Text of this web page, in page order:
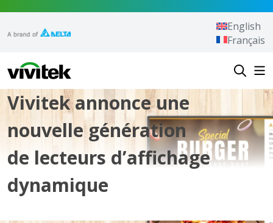
Vivitek
English
Français
Vivitek annonce une
nouvelle génération
de lecteurs d’affichage
dynamique